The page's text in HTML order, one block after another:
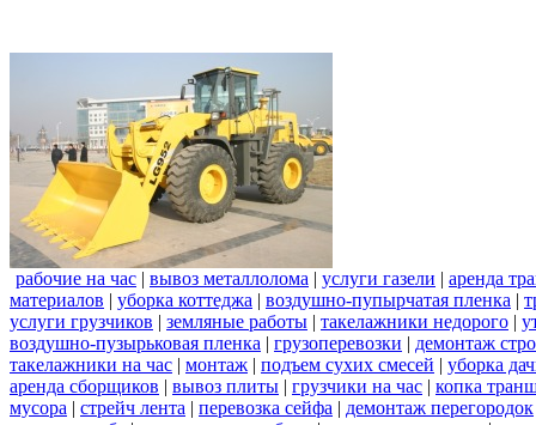
рабочие на час | вывоз металлолома | услуги газели | аренда
материалов | уборка коттеджа | воздушно-пупырчатая пленка |
услуги грузчиков | земляные работы | такелажники недорого |
воздушно-пузырьковая пленка | грузоперевозки | демонтаж
такелажники на час | монтаж | подъем сухих смесей | уборка
аренда сборщиков | вывоз плиты | грузчики на час | копка
мусора | стрейч лента | перевозка сейфа | демонтаж перегородок